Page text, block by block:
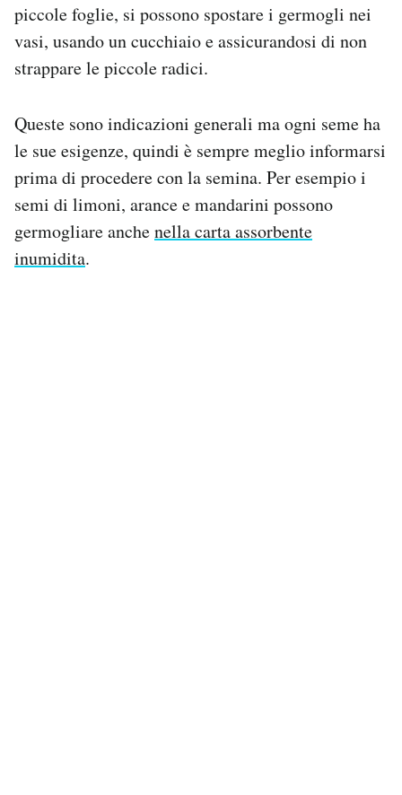
piccole foglie, si possono spostare i germogli nei
vasi, usando un cucchiaio e assicurandosi di non
strappare le piccole radici.
Queste sono indicazioni generali ma ogni seme ha
le sue esigenze, quindi è sempre meglio informarsi
prima di procedere con la semina. Per esempio i
semi di limoni, arance e mandarini possono
germogliare anchenella carta assorbente
inumidita.